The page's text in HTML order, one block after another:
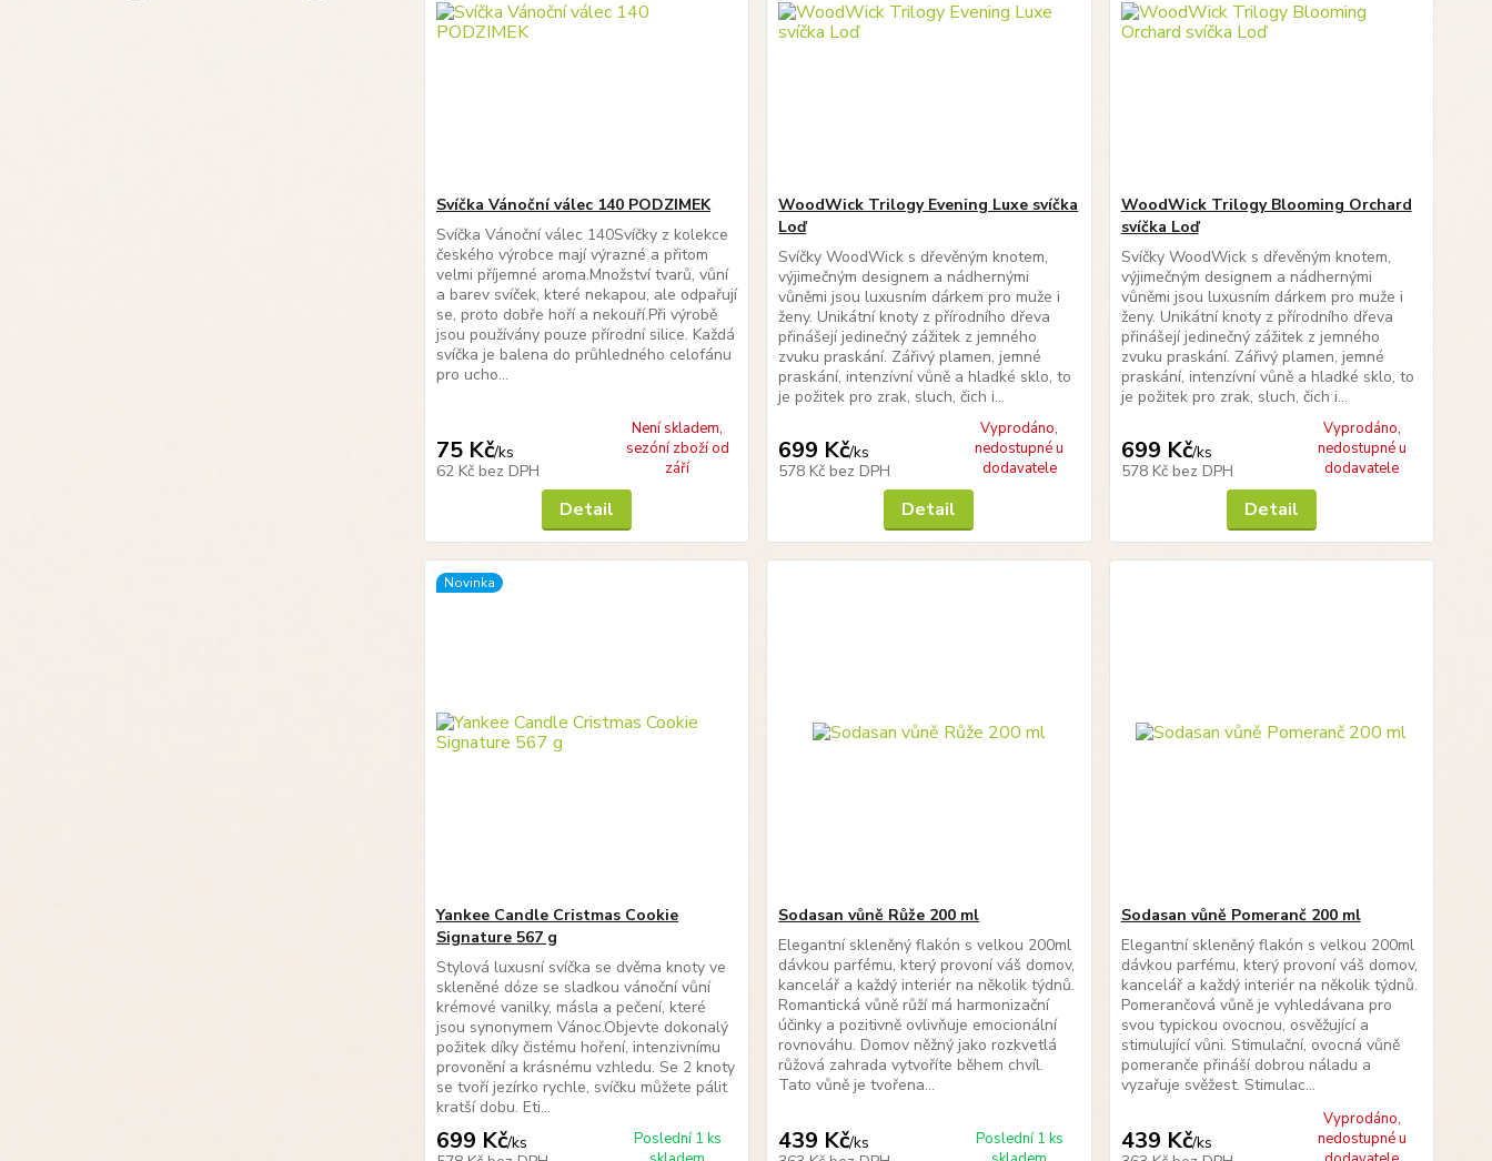
Svíčka Vánoční válec 140 PODZIMEK
Svíčka Vánoční válec 140Svíčky z kolekce
českého výrobce mají výrazné a přitom
velmi příjemné aroma.Množství tvarů, vůní
a barev svíček, které nekapou, ale odpařují
se, proto dobře hoří a nekouří.Při výrobě
jsou používány pouze přírodní silice. Každá
svíčka je balena do průhledného celofánu
pro ucho...
75 Kč/ks
62 Kč bez DPH
Není skladem,
sezóní zboží od
září
Detail
WoodWick Trilogy Evening Luxe svíčka
Loď
Svíčky WoodWick s dřevěným knotem,
výjimečným designem a nádhernými
vůněmi jsou luxusním dárkem pro muže i
ženy. Unikátní knoty z přírodního dřeva
přinášejí jedinečný zážitek z jemného
zvuku praskání. Zářivý plamen, jemné
praskání, intenzívní vůně a hladké sklo, to
je požitek pro zrak, sluch, čich i...
699 Kč/ks
578 Kč bez DPH
Vyprodáno,
nedostupné u
dodavatele
Detail
WoodWick Trilogy Blooming Orchard
svíčka Loď
Svíčky WoodWick s dřevěným knotem,
výjimečným designem a nádhernými
vůněmi jsou luxusním dárkem pro muže i
ženy. Unikátní knoty z přírodního dřeva
přinášejí jedinečný zážitek z jemného
zvuku praskání. Zářivý plamen, jemné
praskání, intenzívní vůně a hladké sklo, to
je požitek pro zrak, sluch, čich i...
699 Kč/ks
578 Kč bez DPH
Vyprodáno,
nedostupné u
dodavatele
Detail
Novinka
Yankee Candle Cristmas Cookie
Signature 567 g
Stylová luxusní svíčka se dvěma knoty ve
skleněné dóze se sladkou vánoční vůní
krémové vanilky, másla a pečení, které
jsou synonymem Vánoc.Objevte dokonalý
požitek díky čistému hoření, intenzivnímu
provonění a krásnému vzhledu. Se 2 knoty
se tvoří jezírko rychle, svíčku můžete pálit
kratší dobu. Eti...
699 Kč/ks
Poslední 1 ks
Sodasan vůně Růže 200 ml
Elegantní skleněný flakón s velkou 200ml
dávkou parfému, který provoní váš domov,
kancelář a každý interiér na několik týdnů.
Romantická vůně růží má harmonizační
účinky a pozitivně ovlivňuje emocionální
rovnováhu. Domov něžný jako rozkvetlá
růžová zahrada vytvoříte během chvíl.
Tato vůně je tvořena...
439 Kč/ks
Poslední 1 ks
Sodasan vůně Pomeranč 200 ml
Elegantní skleněný flakón s velkou 200ml
dávkou parfému, který provoní váš domov,
kancelář a každý interiér na několik týdnů.
Pomerančová vůně je vyhledávana pro
svou typickou ovocnou, osvěžující a
stimulující vůni. Stimulační, ovocná vůně
pomeranče přináší dobrou náladu a
vyzařuje svěžest. Stimulac...
439 Kč/ks
Vyprodáno,
nedostupné u